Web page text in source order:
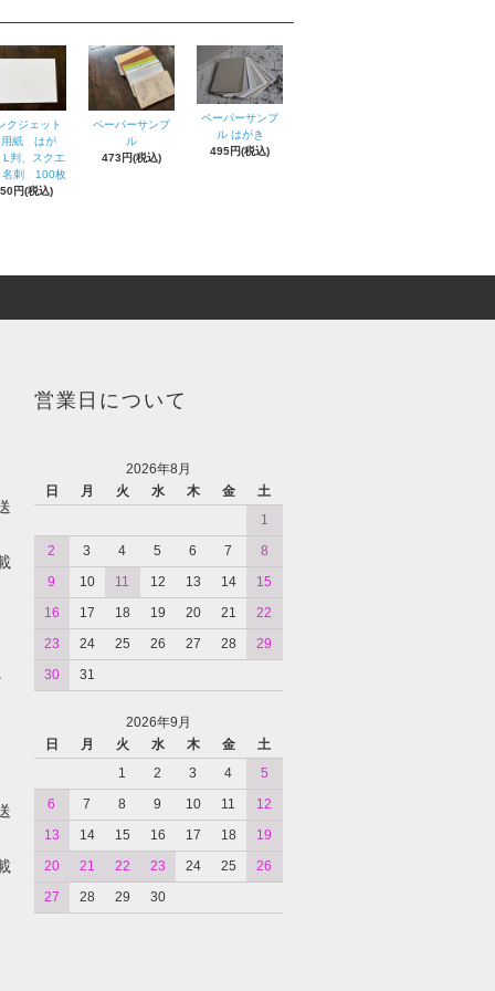
クジェット
用紙 はが
L判、スクエ
名刺 100枚
円(税込)
ペーパーサンプ
ル
473円(税込)
ペーパーサンプ
ル はがき
495円(税込)
営業日について
2026年8月
日
月 火 水 木 金
土
1
2
3 4 5 6 7
8
9
10 11 12 13 14
15
16
17 18 19 20 21
22
23
24 25 26 27 28
29
30
31
2026年9月
日
月 火 水 木 金
土
1
2 3 4
5
6
7 8 9 10 11
12
13
14 15 16 17 18
19
20
21 22 23 24 25
26
27
28 29 30